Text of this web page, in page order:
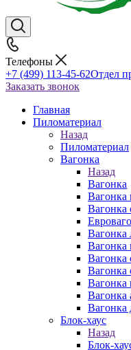
Телефоны
+7 (499) 113-45-62Отдел
Заказать звонок
Главная
Пиломатериал
Назад
Пиломатериал
Вагонка
Назад
Вагонка
Вагонка
Вагонка
Вагонка
Вагонка
Вагонка
Вагонка
Вагонка
Вагонка
Вагонка
Блок-хаус
Назад
Блок-